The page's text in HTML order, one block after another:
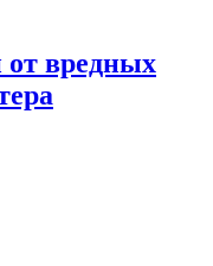
от вредных